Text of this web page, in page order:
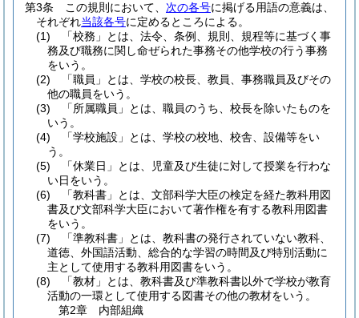
第3条
この規則において、 次の各号に掲げる用語の意義は、
それぞれ当該各号に定めるところによる。
(1)
「校務」とは、法令、条例、規則、規程等に基づく事
務及び職務に関し命ぜられた事務その他学校の行う事務
をいう。
(2)
「職員」とは、学校の校長、教員、事務職員及びその
他の職員をいう。
(3)
「所属職員」とは、職員のうち、校長を除いたものを
いう。
(4)
「学校施設」とは、学校の校地、校舎、設備等をい
う。
(5)
「休業日」とは、児童及び生徒に対して授業を行わな
い日をいう。
(6)
「教科書」とは、文部科学大臣の検定を経た教科用図
書及び文部科学大臣において著作権を有する教科用図書
をいう。
(7)
「準教科書」とは、教科書の発行されていない教科、
道徳、外国語活動、総合的な学習の時間及び特別活動に
主として使用する教科用図書をいう。
(8)
「教材」とは、教科書及び準教科書以外で学校が教育
活動の一環として使用する図書その他の教材をいう。
第2章
内部組織